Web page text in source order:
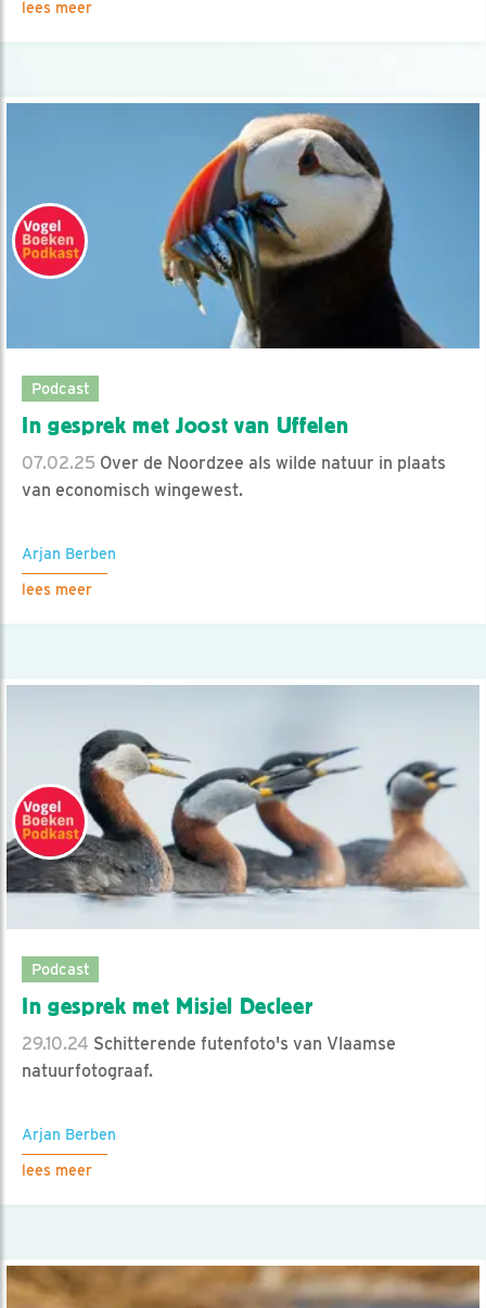
lees meer
Podcast
In gesprek met Joost van Uffelen
07.02.25 Over de Noordzee als wilde natuur in plaats
van economisch wingewest.
Arjan Berben
lees meer
Podcast
In gesprek met Misjel Decleer
29.10.24 Schitterende futenfoto's van Vlaamse
natuurfotograaf.
Arjan Berben
lees meer